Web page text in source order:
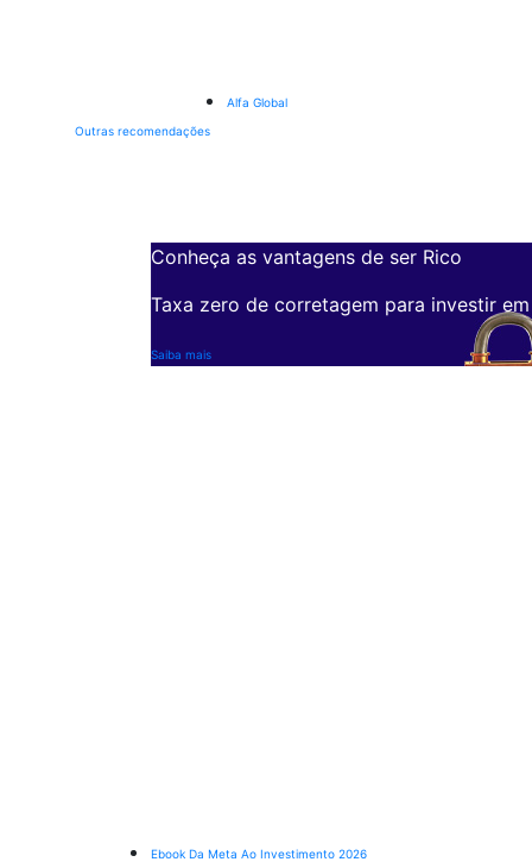
Alfa Global
Outras recomendações
Conheça as vantagens de ser Rico
Taxa zero de corretagem para investir
Saiba mais
Ebook Da Meta Ao Investimento 2026